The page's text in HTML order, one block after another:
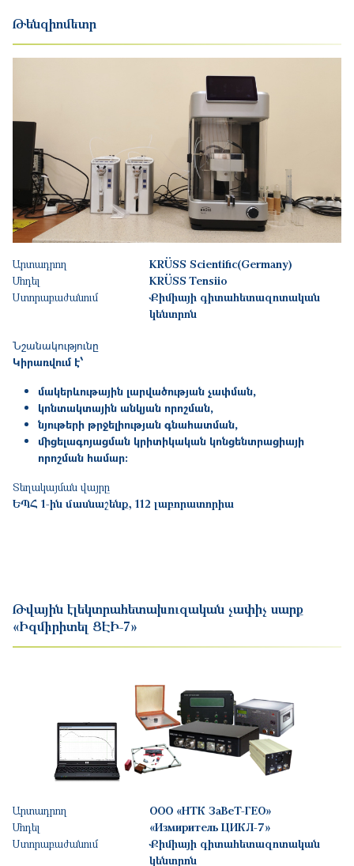
Թենզիոմետր
Արտադրող
KRÜSS Scientific(Germany)
Մոդել
KRÜSS Tensiio
Ստորաբաժանում
Քիմիայի գիտահետազոտական
կենտրոն
Նշանակությունը
Կիրառվում է՝
մակերևութային լարվածության չափման,
կոնտակտային անկյան որոշման,
նյութերի թրջելիության գնահատման,
միցելագոյացման կրիտիկական կոնցենտրացիայի
որոշման համար։
Տեղակայման վայրը
ԵՊՀ 1-ին մասնաշենք, 112 լաբորատորիա
Թվային էլեկտրահետախուզական չափիչ սարք
«Իզմիրիտել ՑԷԻ-7»
Արտադրող
ООО «НТК ЗаВеТ-ГЕО»
Մոդել
«Измиритель ЦИКЛ-7»
Ստորաբաժանում
Քիմիայի գիտահետազոտական
կենտրոն